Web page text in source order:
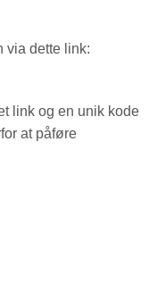
via dette link:
link og en unik kode
at påføre